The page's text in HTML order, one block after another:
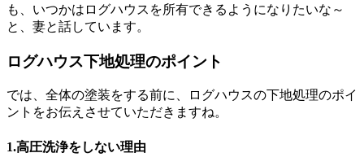
も、いつかはログハウスを所有できるようになりたいな～
と、妻と話しています。
ログハウス下地処理のポイント
では、全体の塗装をする前に、ログハウスの下地処理のポイ
ントをお伝えさせていただきますね。
1.高圧洗浄をしない理由